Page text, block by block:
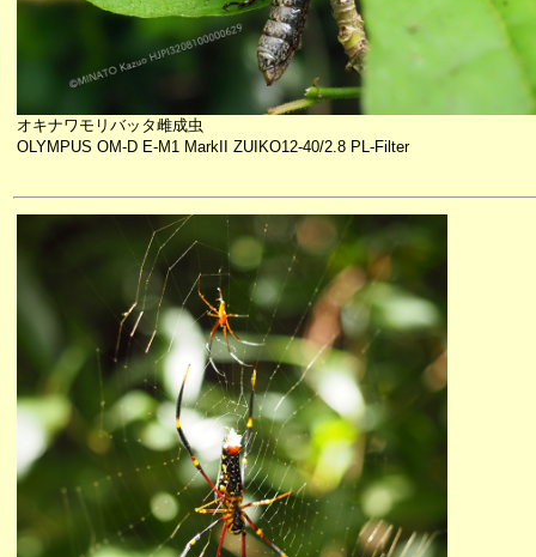
オキナワモリバッタ雌成虫
OLYMPUS OM-D E-M1 MarkII ZUIKO12-40/2.8 PL-Filter